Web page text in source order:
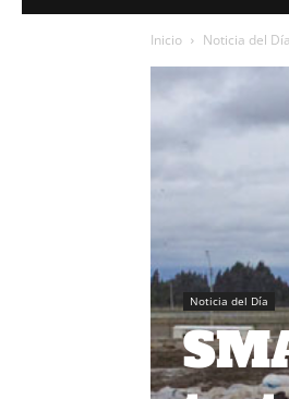
Inicio Noticia del Día
Noticia del Día